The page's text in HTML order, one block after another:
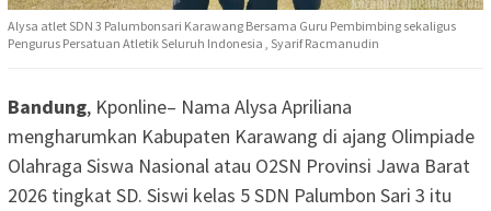
Alysa atlet SDN 3 Palumbonsari Karawang Bersama Guru Pembimbing sekaligus
Pengurus Persatuan Atletik Seluruh Indonesia , Syarif Racmanudin
Bandung, Kponline– Nama Alysa Apriliana
mengharumkan Kabupaten Karawang di ajang Olimpiade
Olahraga Siswa Nasional atau O2SN Provinsi Jawa Barat
2026 tingkat SD. Siswi kelas 5 SDN Palumbon Sari 3 itu